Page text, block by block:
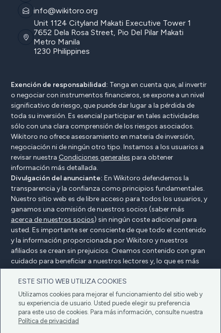
ESTE SITIO WEB UTILIZA COOKIES
Utilizamos cookies para mejorar el funcionamiento del sitio web y
su experiencia de usuario. Usted puede elegir su preferencia
para este uso de cookies. Para más información, consulte nuestra
Política de privacidad
info@wikitoro.org
Unit 1124 Cityland Makati Executive Tower 1
7652 Dela Rosa Street, Pio Del Pilar Makati
Metro Manila
1230 Philippines
Exención de responsabilidad: Tenga en cuenta que, al invertir
o negociar con instrumentos financieros, se expone a un nivel
significativo de riesgo, que puede dar lugar a la pérdida de
toda su inversión. Es esencial participar en tales actividades
sólo con una clara comprensión de los riesgos asociados.
Wikitoro no ofrece asesoramiento en materia de inversión,
negociación ni de ningún otro tipo. Instamos a los usuarios a
revisar nuestra Condiciones generales para obtener
información más detallada.
Divulgación del anunciante: En Wikitoro defendemos la
transparencia y la confianza como principios fundamentales.
Nuestro sitio web es de libre acceso para todos los usuarios, y
ganamos una comisión de nuestros socios (saber más
acerca de nuestros socios) sin ningún coste adicional para
usted. Es importante ser consciente de que todo el contenido
y la información proporcionada por Wikitoro y nuestros
afiliados se crean sin prejuicios. Creamos contenido con gran
cuidado para beneficiar a nuestros lectores y, lo que es más
importante, no está influenciado por ningún acuerdo de
compensación con nuestros socios.
Declaración del anunciante